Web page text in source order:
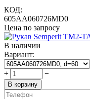
КОД:
605AA060726MD0
Цена по запросу
В наличии
Вариант:
+ −
В корзину